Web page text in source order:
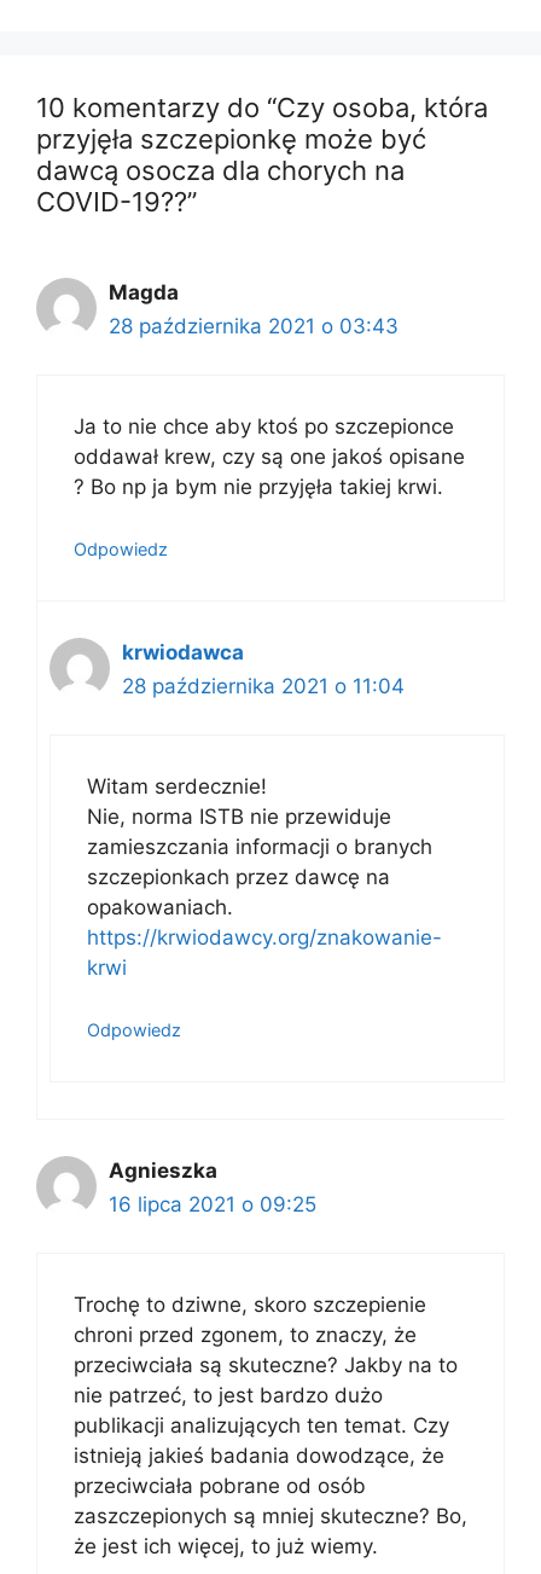
10 komentarzy do “Czy osoba, która
przyjęła szczepionkę może być
dawcą osocza dla chorych na
COVID-19??”
Magda
28 października 2021 o 03:43
Ja to nie chce aby ktoś po szczepionce
oddawał krew, czy są one jakoś opisane
? Bo np ja bym nie przyjęła takiej krwi.
Odpowiedz
krwiodawca
28 października 2021 o 11:04
Witam serdecznie!
Nie, norma ISTB nie przewiduje
zamieszczania informacji o branych
szczepionkach przez dawcę na
opakowaniach.
https://krwiodawcy.org/znakowanie-
krwi
Odpowiedz
Agnieszka
16 lipca 2021 o 09:25
Trochę to dziwne, skoro szczepienie
chroni przed zgonem, to znaczy, że
przeciwciała są skuteczne? Jakby na to
nie patrzeć, to jest bardzo dużo
publikacji analizujących ten temat. Czy
istnieją jakieś badania dowodzące, że
przeciwciała pobrane od osób
zaszczepionych są mniej skuteczne? Bo,
że jest ich więcej, to już wiemy.